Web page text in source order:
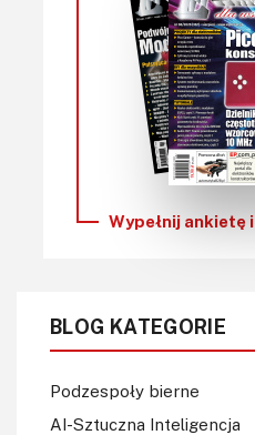
Wypełnij ankietę i
BLOG KATEGORIE
Podzespoły bierne
AI-Sztuczna Inteligencja